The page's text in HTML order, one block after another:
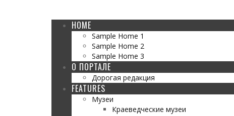
HOME
Sample Home 1
Sample Home 2
Sample Home 3
О ПОРТАЛЕ
Дорогая редакция
FEATURES
Музеи
Краеведческие музеи